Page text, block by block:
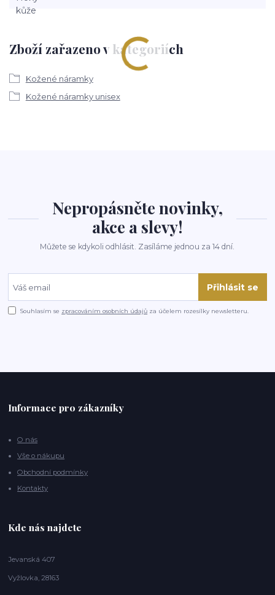
Zboží zařazeno v kategoriích
Kožené náramky
Kožené náramky unisex
Nepropásněte novinky,
akce a slevy!
Můžete se kdykoli odhlásit. Zasíláme jednou za 14 dní.
Přihlásit se
Souhlasím se zpracováním osobních údajů za účelem rozesílky newsletteru.
Informace pro zákazníky
O nás
Vše o nákupu
Obchodní podmínky
Kontakty
Kde nás najdete
Jevanská 407
Vyžlovka, 28163